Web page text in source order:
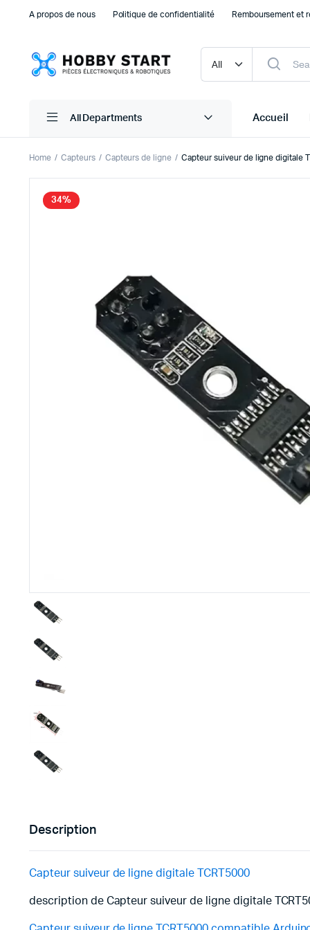
A propos de nous Politique de confidentialité Remboursement et
All Departments Accueil
Plaque d’essais Breadboard et PCB
Autre Electronique
Composants Electroniques
Driver
Moteur
Moteurs
Autre
Home Capteurs Capteurs de ligne Capteur suiveur de ligne digitale
34%
Description
Capteur suiveur de ligne digitale TCRT5000
description de Capteur suiveur de ligne digitale